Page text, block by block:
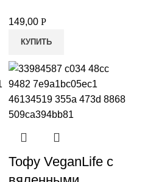
149,00 Р
КУПИТЬ
Тофу VeganLife с